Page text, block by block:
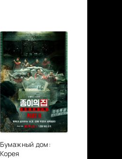
Бумажный дом:
Корея